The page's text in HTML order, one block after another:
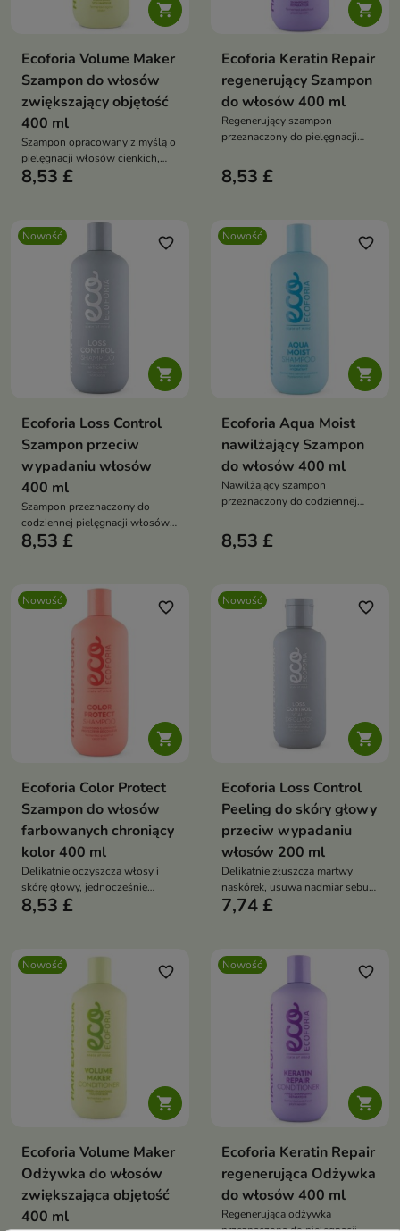

Ecoforia Volume Maker
Szampon do włosów
zwiększający objętość
400 ml
Szampon opracowany z myślą o
pielęgnacji włosów cienkich,
delikatnych i pozbawionych
8,53 £

Ecoforia Keratin Repair
regenerujący Szampon
do włosów 400 ml
Regenerujący szampon
przeznaczony do pielęgnacji
osłabionych i podatnych na
łamanie.
8,53 £
Nowość

favorite_border
Ecoforia Loss Control
Szampon przeciw
wypadaniu włosów
400 ml
Szampon przeznaczony do
codziennej pielęgnacji włosów
osłabionych i skłonnych do
8,53 £
Nowość

favorite_border
Ecoforia Aqua Moist
nawilżający Szampon
do włosów 400 ml
Nawilżający szampon
przeznaczony do codziennej
odwodnionych i pozbawionych
blasku.
8,53 £
Nowość

favorite_border
Ecoforia Color Protect
Szampon do włosów
farbowanych chroniący
kolor 400 ml
Delikatnie oczyszcza włosy i
skórę głowy, jednocześnie
pomagając chronić
8,53 £
Nowość

favorite_border
Ecoforia Loss Control
Peeling do skóry głowy
przeciw wypadaniu
włosów 200 ml
Delikatnie złuszcza martwy
naskórek, usuwa nadmiar sebum
oraz pozostałości kosmetyków
7,74 £
Nowość

favorite_border
Ecoforia Volume Maker
Odżywka do włosów
zwiększająca objętość
400 ml
Nowość

favorite_border
Ecoforia Keratin Repair
regenerująca Odżywka
do włosów 400 ml
Regenerująca odżywka